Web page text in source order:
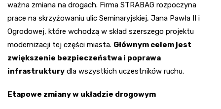
ważna zmiana na drogach. Firma STRABAG rozpoczyna
prace na skrzyżowaniu ulic Seminaryjskiej, Jana Pawła II i
Ogrodowej, które wchodzą w skład szerszego projektu
modernizacji tej części miasta. Głównym celem jest
zwiększenie bezpieczeństwa i poprawa
infrastruktury dla wszystkich uczestników ruchu.
Etapowe zmiany w układzie drogowym